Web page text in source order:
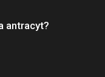
antracyt?